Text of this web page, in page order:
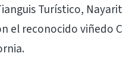
Turístico,
el reconocido viñedo